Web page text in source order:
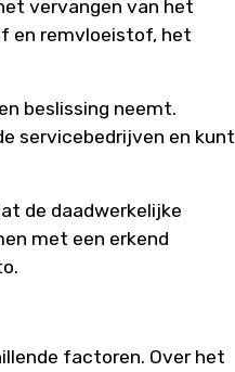
vervangen van het
en remvloeistof, het
beslissing neemt.
servicebedrijven en kunt
de daadwerkelijke
met een erkend
factoren. Over het